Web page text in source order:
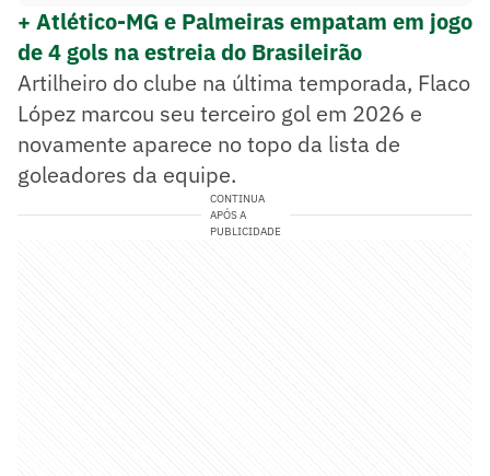
+ Atlético-MG e Palmeiras empatam em jogo
de 4 gols na estreia do Brasileirão
Artilheiro do clube na última temporada, Flaco
López marcou seu terceiro gol em 2026 e
novamente aparece no topo da lista de
goleadores da equipe.
CONTINUA
APÓS A
PUBLICIDADE